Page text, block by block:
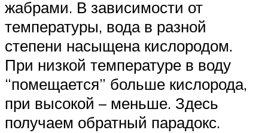
жабрами. В зависимости от
температуры, вода в разной
степени насыщена кислородом.
При низкой температуре в воду
“помещается” больше кислорода,
при высокой – меньше. Здесь
получаем обратный парадокс.